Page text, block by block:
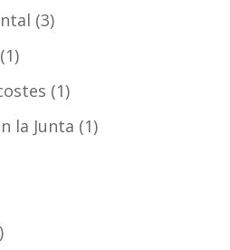
(3)
(1)
(1)
la Junta (1)